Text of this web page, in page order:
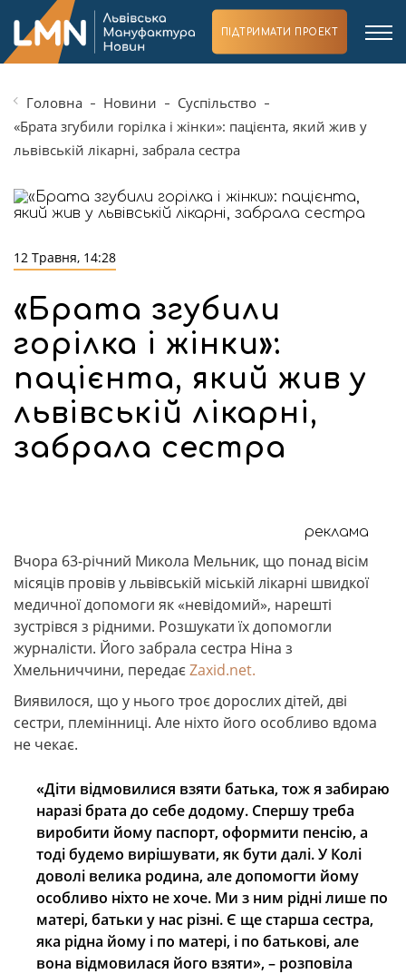
ПІДТРИМАТИ ПРОЕКТ
Головна Новини
Суспільство
«Брата згубили горілка і жінки»: пацієнта, який жив у
львівській лікарні, забрала сестра
12 Травня, 14:28
«Брата згубили
горілка і жінки»:
пацієнта, який жив у
львівській лікарні,
забрала сестра
реклама
Вчора 63-річний Микола Мельник, що понад вісім
місяців провів у львівській міській лікарні швидкої
медичної допомоги як «невідомий», нарешті
зустрівся з рідними. Розшукати їх допомогли
журналісти. Його забрала сестра Ніна з
Хмельниччини, передаєZaxid.net.
Виявилося, що у нього троє дорослих дітей, дві
сестри, племінниці. Але ніхто його особливо вдома
не чекає.
«Діти відмовилися взяти батька, тож я забираю
наразі брата до себе додому. Спершу треба
виробити йому паспорт, оформити пенсію, а
тоді будемо вирішувати, як бути далі. У Колі
доволі велика родина, але допомогти йому
особливо ніхто не хоче. Ми з ним рідні лише по
матері, батьки у нас різні. Є ще старша сестра,
яка рідна йому і по матері, і по батькові, але
вона відмовилася його взяти», – розповіла